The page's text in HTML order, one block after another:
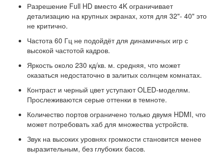
Разрешение Full HD вместо 4K ограничивает
детализацию на крупных экранах, хотя для 32"- 40" это
не критично.
Частота 60 Гц не подойдёт для динамичных игр с
высокой частотой кадров.
Яркость около 230 кд/кв. м. средняя, что может
оказаться недостаточно в залитых солнцем комнатах.
Контраст и черный цвет уступают OLED-моделям.
Прослеживаются серые оттенки в темноте.
Количество портов ограничено только двумя HDMI, что
может потребовать хаб для множества устройств.
Звук на высоких уровнях громкости становится менее
выразительным, без глубоких басов.